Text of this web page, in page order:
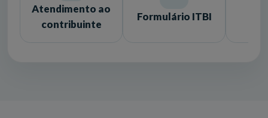
Atendimento ao
contribuinte
Formulário ITBI